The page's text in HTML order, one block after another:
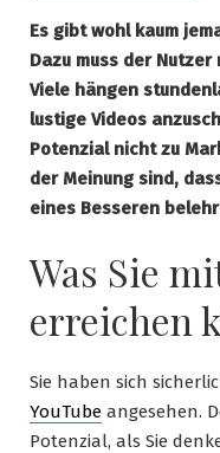
Es gibt wohl kaum
Dazu muss der
Viele hängen
lustige Videos
Potenzial nicht zu
der Meinung sind,
eines Besseren
Was Sie
erreichen
Sie haben sich
YouTube angesehen.
Potenzial, als Sie